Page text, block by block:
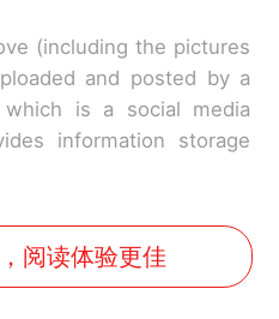
(including the pictures
and posted by a
is a social media
information storage
阅读体验更佳